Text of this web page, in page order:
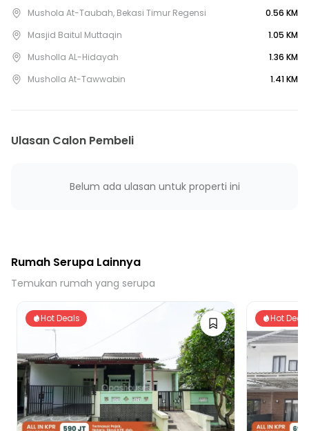
6 Menit ke Puskesmas Cimuning
14 Menit ke Puskesmas Setu I
15 Menit ke Puskesmas Mustika Jaya
32 Menit ke Terminal Bekasi
Mushola At-Taubah, Bekasi Timur Regensi
0.56 KM
Masjid Baitul Muttaqin
1.05 KM
Musholla AL-Hidayah
1.36 KM
Musholla At-Tawwabin
1.41 KM
Ulasan Calon Pembeli
Belum ada ulasan untuk properti ini
Rumah Serupa Lainnya
Temukan rumah yang serupa
Hot Deals Hot Deals